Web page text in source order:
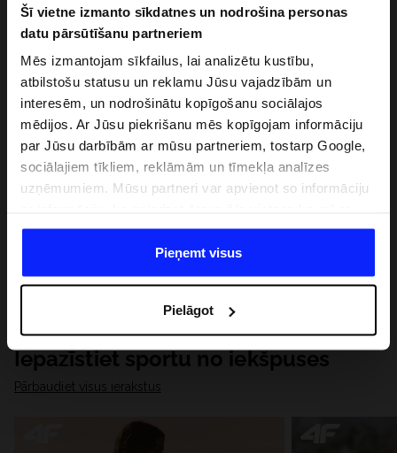
Šī vietne izmanto sīkdatnes un nodrošina personas
datu pārsūtīšanu partneriem
Mēs izmantojam sīkfailus, lai analizētu kustību,
atbilstošu statusu un reklamu Jūsu vajadzībām un
interesēm, un nodrošinātu kopīgošanu sociālajos
mēdijos. Ar Jūsu piekrišanu mēs kopīgojam informāciju
par Jūsu darbībām ar mūsu partneriem, tostarp Google,
sociālajiem tīkliem, reklāmām un tīmekļa analīzes
uzņēmumiem. Mūsu partneri var apvienot so informāciju
datiem, ko viņi iegūst, izmantojot viņu pakalpojumus. Ar
Jūsu atļauju, mēs varam pārsūtīt Jūsu personas datus
saviem partneriem, lai uzlabotu veidu, kadā tiek rādīta
saturu un uzlabotu mūsu partneru piedāvātos risinajumus
( piem. socialos tīklus). Detalizētu informāciju var atrast
mūsu Privātuma politikā un sadaļā "Detaļas".
Pieņemt visus
Pielāgot
Iepazīstiet sportu no iekšpuses
Pārbaudiet visus ierakstus